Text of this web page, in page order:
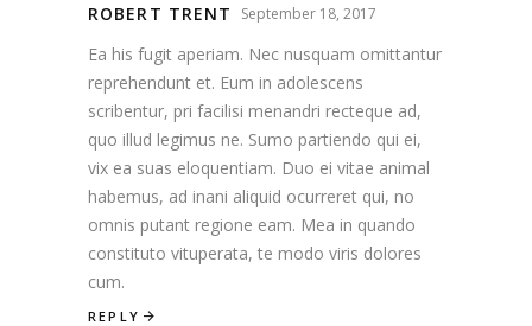
ROBERT TRENT September 18, 2017
Ea his fugit aperiam. Nec nusquam omittantur
reprehendunt et. Eum in adolescens
scribentur, pri facilisi menandri recteque ad,
quo illud legimus ne. Sumo partiendo qui ei,
vix ea suas eloquentiam. Duo ei vitae animal
habemus, ad inani aliquid ocurreret qui, no
omnis putant regione eam. Mea in quando
constituto vituperata, te modo viris dolores
cum.
REPLY